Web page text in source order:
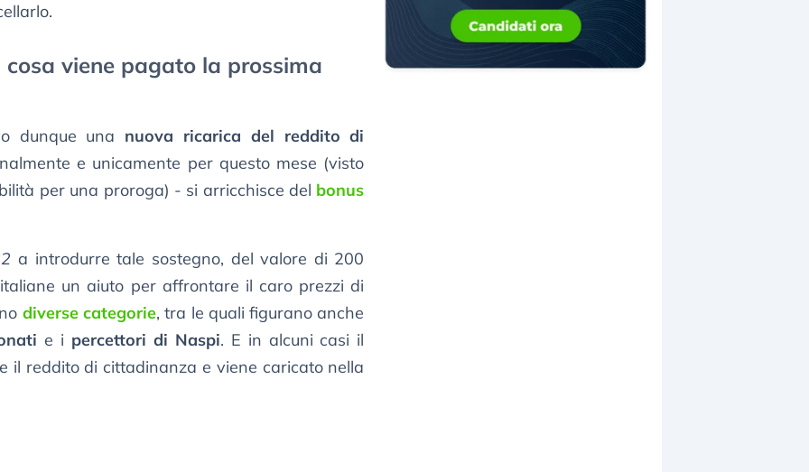
viene pagato la prossima
dunque una nuova ricarica del reddito di
e unicamente per questo mese (visto
per una proroga) - si arricchisce del bonus
a introdurre tale sostegno, del valore di 200
un aiuto per affrontare il caro prezzi di
diverse categorie, tra le quali figurano anche
e i percettori di Naspi. E in alcuni casi il
il reddito di cittadinanza e viene caricato nella